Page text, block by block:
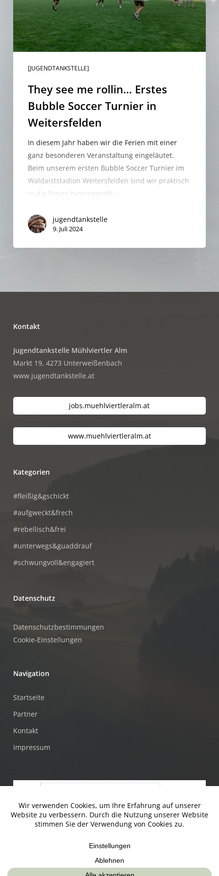
in
Weitersfelden
[JUGENDTANKSTELLE]
They see me rollin… Erstes
Bubble Soccer Turnier in
Weitersfelden
In diesem Jahr haben wir die Ferien mit einer
ganz besonderen Veranstaltung eingeläutet.
Beim unserem ersten Bubble Soccer Turnier im
Waldaiststadion Weitersfelden sind wir praktisch
in die Ferien hineingerollt -…
jugendtankstelle
9. Juli 2024
Kontakt
Jugendtankstelle Mühlviertler Alm
Markt 19, 4273 Unterweißenbach
www.jugendtankstelle.at
jobs.muehlviertleralm.at
www.muehlviertleralm.at
Kategorien
#fleißig&gschickt
#aufgweckt&frech
#rebellisch&frei
#unterwegs&guaddrauf
#schwungvoll&engagiert
Datenschutz
Datenschutzbestimmungen
Cookie-Einstellungen
Navigation
Startseite
Partner
Kontakt
Impressum
© Jugendtankstelle & Mühlviertler Alm